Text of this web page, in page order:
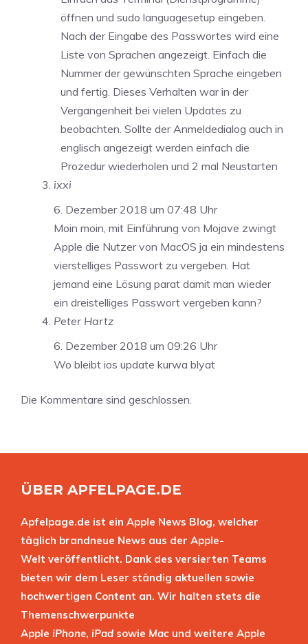
öffnen und sudo languagesetup eingeben.
Nach der Eingabe des Passwortes wird eine
Liste von Sprachen angezeigt. Einfach die
Nummer der gewünschten Sprache eingeben
und fertig. Dieses Verhalten war in der
Vergangenheit bei vielen Updates zu
beobachten. Sollte der Anmeldedialog auch in
englisch angezeigt werden einfach die
Prozedur wiederholen und 2 mal Neustarten
ixxi
6. Dezember 2018 um 07:48 Uhr
Moin moin, mit Einführung von Mojave zwingt
Apple die Nutzer von MacOS ja ein mindestens
vierstelliges Passwort zu vergeben. Hat
jemand eine Lösung parat damit man wieder
ein dreistelliges Passwort vergeben kann?
Peter Hartz
6. Dezember 2018 um 09:26 Uhr
Wo bleibt ios update kurwa blyat
Die Kommentare sind geschlossen.
ÜBER APFELPAGE.DE
Apfelpage.de ist ein Apple News Blog, welcher
täglich brandneue News aus der Apple-
Welt veröffentlicht. Dank des versierten Teams
bieten wir dem Leser ständig aktuellen sowie
hochwertigen Content an. Wir halten stets die
Themenschwerpunkte
Apple iPhone, iPad sowie Mac und weitere Apple